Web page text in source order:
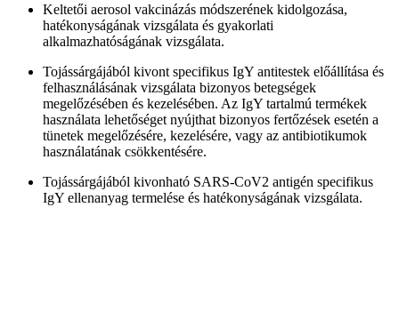
Keltetői aerosol vakcinázás módszerének kidolgozása,
hatékonyságának vizsgálata és gyakorlati
alkalmazhatóságának vizsgálata.
Tojássárgájából kivont specifikus IgY antitestek előállítása és
felhasználásának vizsgálata bizonyos betegségek
megelőzésében és kezelésében. Az IgY tartalmú termékek
használata lehetőséget nyújthat bizonyos fertőzések esetén a
tünetek megelőzésére, kezelésére, vagy az antibiotikumok
használatának csökkentésére.
Tojássárgájából kivonható SARS-CoV2 antigén specifikus
IgY ellenanyag termelése és hatékonyságának vizsgálata.